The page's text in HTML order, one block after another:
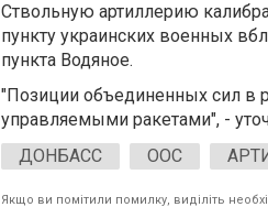
Ствольную артиллерию
пункту украинских военных
пункта Водяное.
"Позиции объединенных сил в
управляемыми ракетами", -
ДОНБАСС
ООС
Якщо ви помітили помилку, виділіть